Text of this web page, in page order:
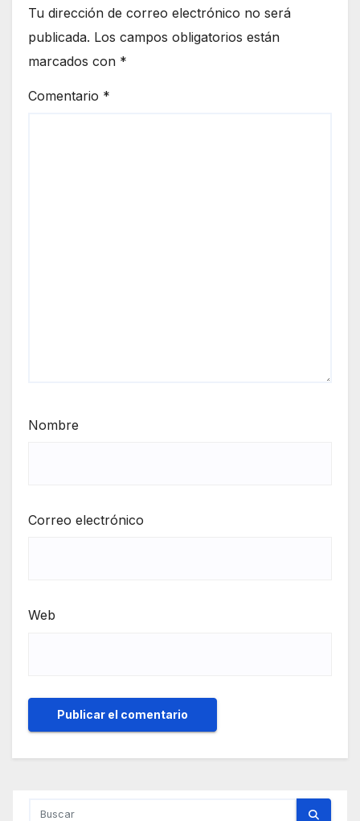
Tu dirección de correo electrónico no será
publicada. Los campos obligatorios están
marcados con *
Comentario *
Nombre
Correo electrónico
Web